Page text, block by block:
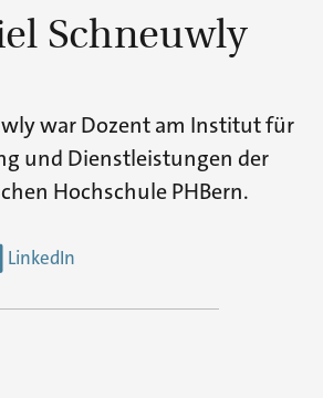
Schneuwly
war Dozent am Institut für
und Dienstleistungen der
Hochschule PHBern.
LinkedIn